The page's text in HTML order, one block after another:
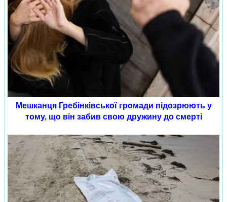
Мешканця Гребінківської громади підозрюють у
тому, що він забив свою дружину до смерті